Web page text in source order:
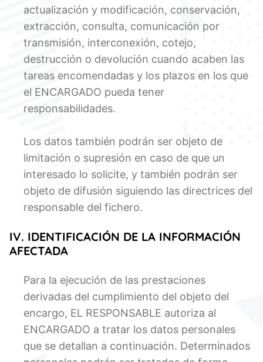
actualización y modificación, conservación,
extracción, consulta, comunicación por
transmisión, interconexión, cotejo,
destrucción o devolución cuando acaben las
tareas encomendadas y los plazos en los que
el ENCARGADO pueda tener
responsabilidades.
Los datos también podrán ser objeto de
limitación o supresión en caso de que un
interesado lo solicite, y también podrán ser
objeto de difusión siguiendo las directrices del
responsable del fichero.
IV. IDENTIFICACIÓN DE LA INFORMACIÓN
AFECTADA
Para la ejecución de las prestaciones
derivadas del cumplimiento del objeto del
encargo, EL RESPONSABLE autoriza al
ENCARGADO a tratar los datos personales
que se detallan a continuación. Determinados